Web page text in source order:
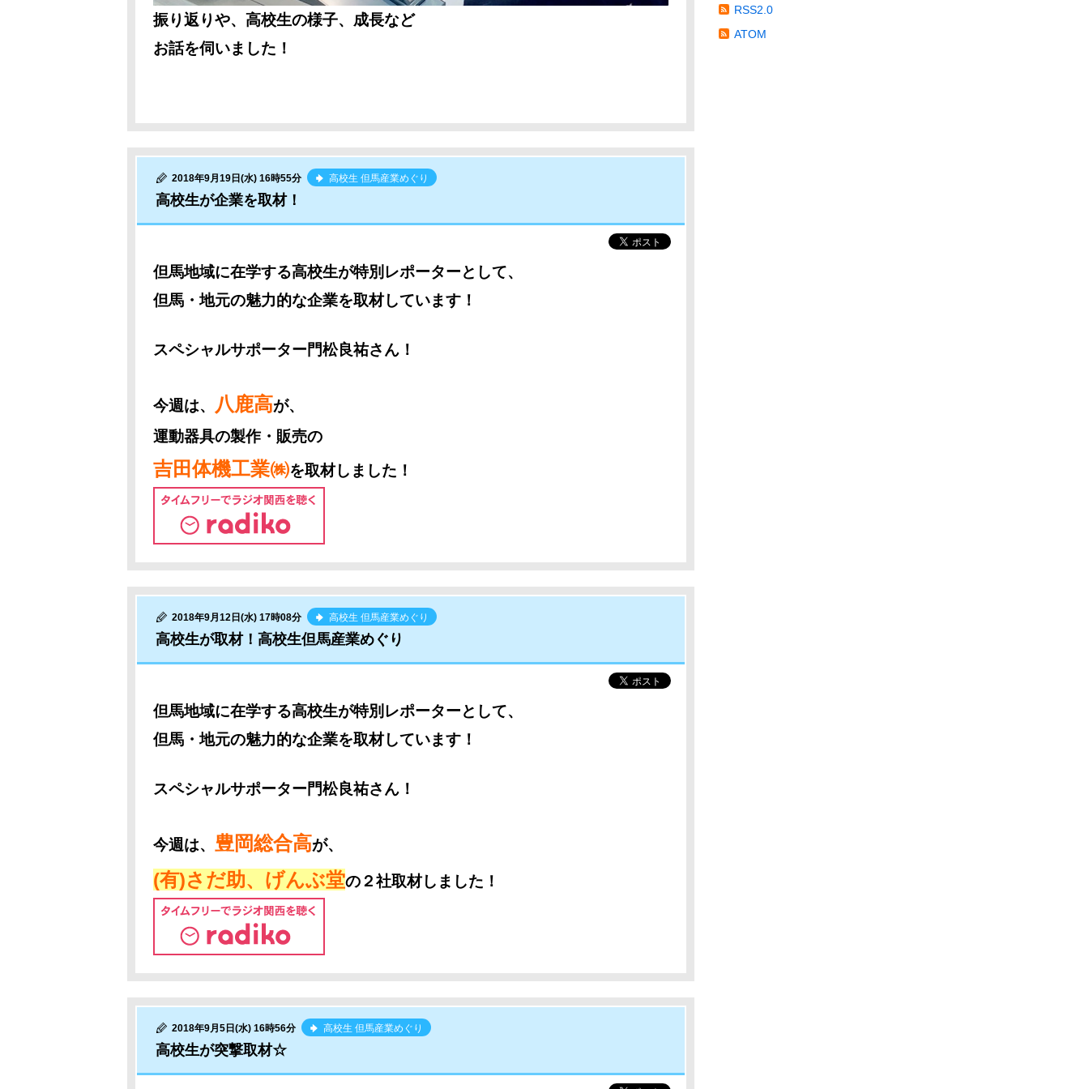
振り返りや、高校生の様子、成長など
お話を伺いました！
2018年9月19日(水) 16時55分 高校生 但馬産業めぐり
高校生が企業を取材！
但馬地域に在学する高校生が特別レポーターとして、
但馬・地元の魅力的な企業を取材しています！
スペシャルサポーター門松良祐さん！
今週は、 八鹿高が、
運動器具の製作・販売の
吉田体機工業㈱を取材しました！
2018年9月12日(水) 17時08分 高校生 但馬産業めぐり
高校生が取材！高校生但馬産業めぐり
但馬地域に在学する高校生が特別レポーターとして、
但馬・地元の魅力的な企業を取材しています！
スペシャルサポーター門松良祐さん！
今週は、 豊岡総合高が、
(有)さだ助、げんぶ堂の２社取材しました！
2018年9月5日(水) 16時56分 高校生 但馬産業めぐり
高校生が突撃取材☆
RSS2.0
ATOM